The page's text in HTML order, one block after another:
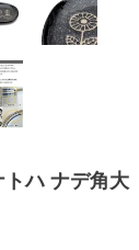
ハ ナデ角大